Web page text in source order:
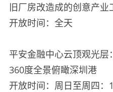
旧厂房改造成的创意产业
开放时间：全天
平安金融中心云顶观光层：
360度全景俯瞰深圳港
开放时间：周日至周四：